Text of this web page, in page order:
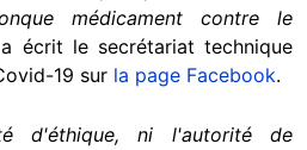
médicament contre le
écrit le secrétariat technique
19 sur la page Facebook.
d'éthique, ni l'autorité de